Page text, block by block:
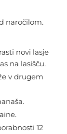
naročilom.
novi lasje
na lasišču.
v drugem
12